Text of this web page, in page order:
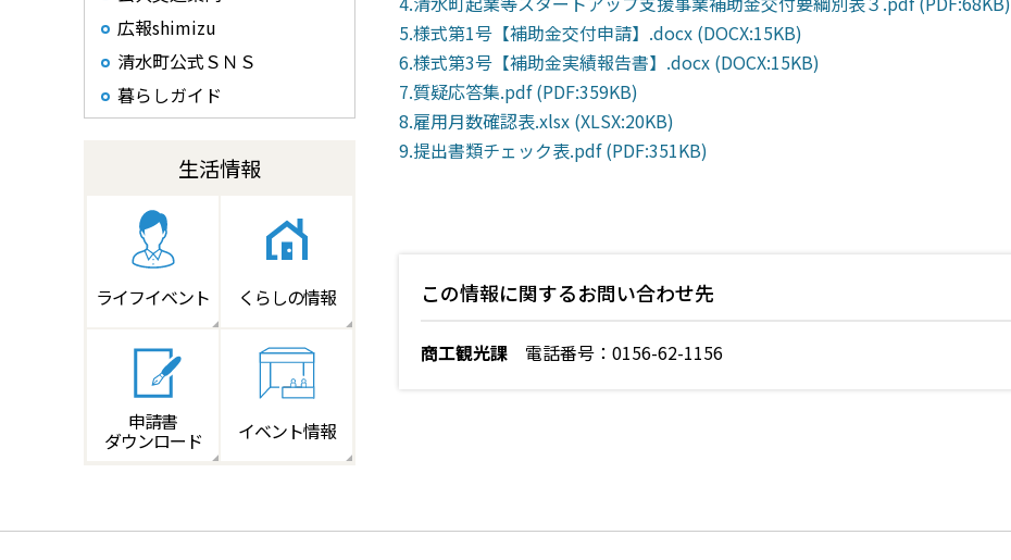
広報shimizu
清水町公式ＳＮＳ
暮らしガイド
生活情報
ライフイベント くらしの情報
申請書
ダウンロード イベント情報
5.様式第1号【補助金交付申請】.docx (DOCX:15KB)
6.様式第3号【補助金実績報告書】.docx (DOCX:15KB)
7.質疑応答集.pdf (PDF:359KB)
8.雇用月数確認表.xlsx (XLSX:20KB)
9.提出書類チェック表.pdf (PDF:351KB)
この情報に関するお問い合わせ先
商工観光課 電話番号：0156-62-1156